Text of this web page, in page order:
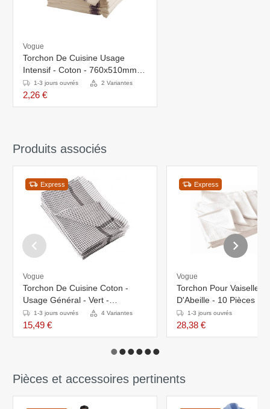
Vogue
Torchon De Cuisine Usage
Intensif - Coton - 760x510mm -
Rouge - Par Pièce
1-3 jours ouvrés 2 Variantes
2,26 €
Produits associés
Express
Vogue
Torchon De Cuisine Coton -
Usage Général - Vert -
762(l)x508(L)mm - 10 Pièces
1-3 jours ouvrés 4 Variantes
15,49 €
Express
Vogue
Torchon Pour Vaiselle -
D'Abeille - 10 Pièces -
PROMOTION XXL!
1-3 jours ouvrés
28,38 €
Pièces et accessoires pertinents